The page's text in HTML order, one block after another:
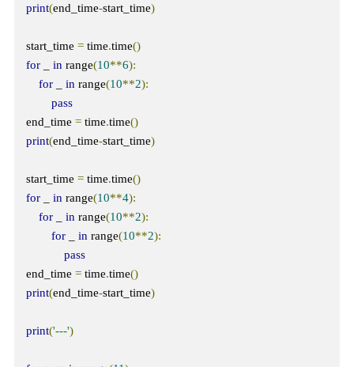
print(end_time-start_time)
start_time = time.time()
for _ in range(10**6):
for _ in range(10**2):
pass
end_time = time.time()
print(end_time-start_time)
start_time = time.time()
for _ in range(10**4):
for _ in range(10**2):
for _ in range(10**2):
pass
end_time = time.time()
print(end_time-start_time)
print('---')